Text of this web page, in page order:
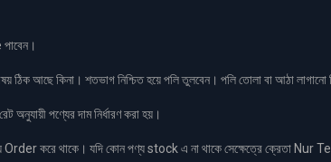
ঠিক আছে কিনা। শতভাগ নিশ্চিত হয়ে পলি তুলবেন। পলি তোলা বা আঠা
পণ্যের দাম নির্ধারণ করা হয়।
করে থাকে। যদি কোন পণ্য stock এ না থাকে সেক্ষেত্রে ক্রেতা Nur